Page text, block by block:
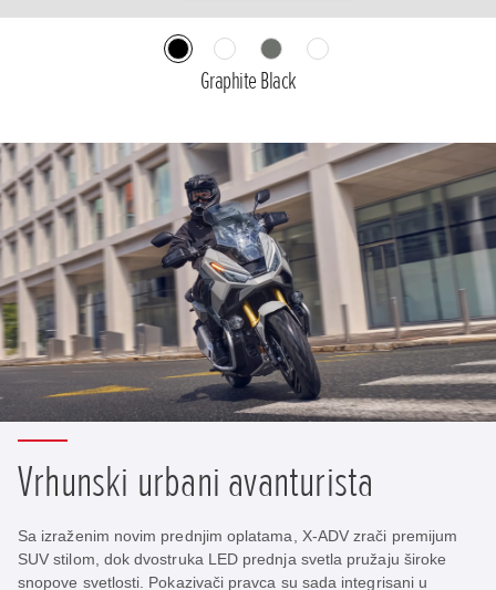
Graphite Black
Vrhunski urbani avanturista
Sa izraženim novim prednjim oplatama, X-ADV zrači premijum
SUV stilom, dok dvostruka LED prednja svetla pružaju široke
snopove svetlosti. Pokazivači pravca su sada integrisani u